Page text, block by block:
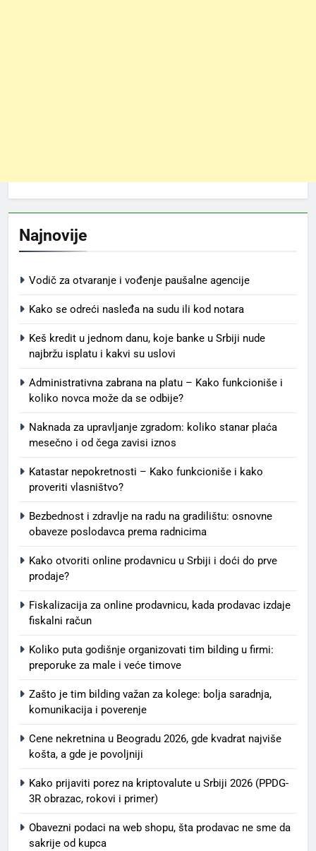
Najnovije
Vodič za otvaranje i vođenje paušalne agencije
Kako se odreći nasleđa na sudu ili kod notara
Keš kredit u jednom danu, koje banke u Srbiji nude
najbržu isplatu i kakvi su uslovi
Administrativna zabrana na platu – Kako funkcioniše i
koliko novca može da se odbije?
Naknada za upravljanje zgradom: koliko stanar plaća
mesečno i od čega zavisi iznos
Katastar nepokretnosti – Kako funkcioniše i kako
proveriti vlasništvo?
Bezbednost i zdravlje na radu na gradilištu: osnovne
obaveze poslodavca prema radnicima
Kako otvoriti online prodavnicu u Srbiji i doći do prve
prodaje?
Fiskalizacija za online prodavnicu, kada prodavac izdaje
fiskalni račun
Koliko puta godišnje organizovati tim bilding u firmi:
preporuke za male i veće timove
Zašto je tim bilding važan za kolege: bolja saradnja,
komunikacija i poverenje
Cene nekretnina u Beogradu 2026, gde kvadrat najviše
košta, a gde je povoljniji
Kako prijaviti porez na kriptovalute u Srbiji 2026 (PPDG-
3R obrazac, rokovi i primer)
Obavezni podaci na web shopu, šta prodavac ne sme da
sakrije od kupca